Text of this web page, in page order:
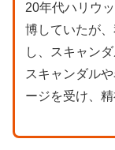
20年代ハリウ
博していたが
し、スキャン
スキャンダル
ージを受け、